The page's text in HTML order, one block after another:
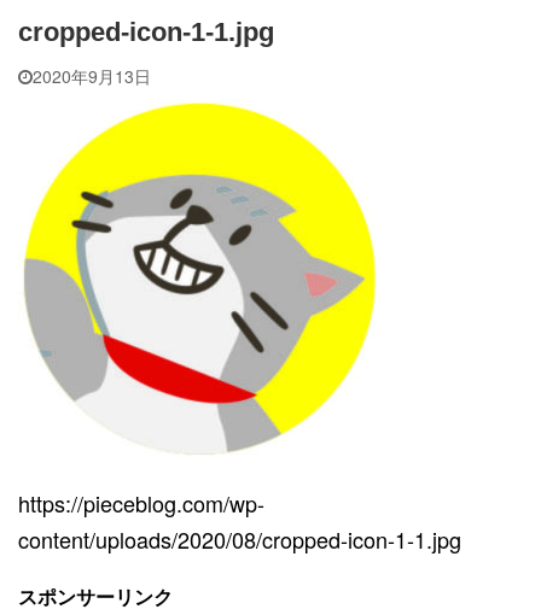
cropped-icon-1-1.jpg
2020年9月13日
https://pieceblog.com/wp-
content/uploads/2020/08/cropped-icon-1-1.jpg
スポンサーリンク